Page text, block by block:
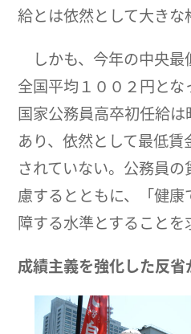
給とは依然として大きな
しかも、今年の中央最
全国平均１００２円と
国家公務員高卒初任給
あり、依然として最低
されていない。公務員
慮するとともに、「健
障する水準とすることを
成績主義を強化した反省